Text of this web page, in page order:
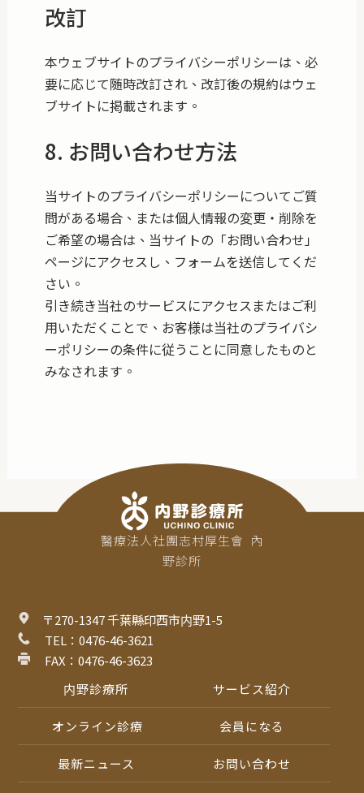
改訂
本ウェブサイトのプライバシーポリシーは、必
要に応じて随時改訂され、改訂後の規約はウェ
ブサイトに掲載されます。
8. お問い合わせ方法
当サイトのプライバシーポリシーについてご質
問がある場合、または個人情報の変更・削除を
ご希望の場合は、当サイトの「お問い合わせ」
ページにアクセスし、フォームを送信してくだ
さい。
引き続き当社のサービスにアクセスまたはご利
用いただくことで、お客様は当社のプライバシ
ーポリシーの条件に従うことに同意したものと
みなされます。
醫療法人社團志村厚生會  內
野診所
〒270-1347 千葉縣印西市内野1-5
TEL：0476-46-3621
FAX：0476-46-3623
内野診療所
サービス紹介
オンライン診療 会員になる
最新ニュース お問い合わせ